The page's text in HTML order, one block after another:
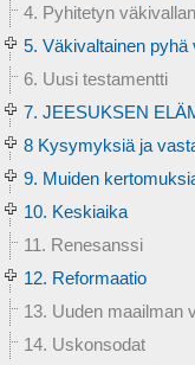
4. Pyhitetyn
5. Väkivaltainen
6. Uusi testamentti
7. JEESUKSEN
8 Kysymyksiä ja
9. Muiden
10. Keskiaika
11. Renesanssi
12. Reformaatio
13. Uuden maailman
14. Uskonsodat